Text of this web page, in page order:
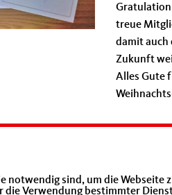
Gratulation
treue
damit auch
Zukunft
Alles Gute
notwendig sind, um die
die Verwendung bestimmter